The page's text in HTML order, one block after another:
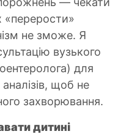
«перерости»
не зможе. Я
вузького
для
щоб не
захворювання.
дитині